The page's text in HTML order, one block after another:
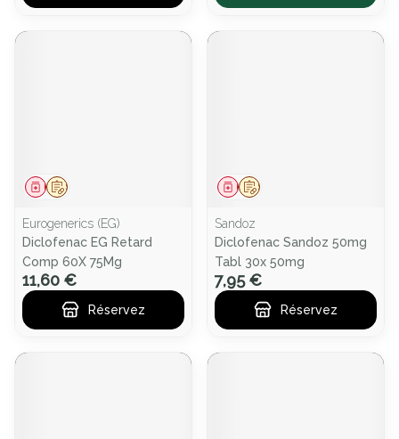
Sur prescription
Médicament
Eurogenerics (EG)
Diclofenac EG Retard
Comp 60X 75Mg
11,60 €
Réservez
Sur prescription
Médicament
Sandoz
Diclofenac Sandoz 50mg
Tabl 30x 50mg
7,95 €
Réservez